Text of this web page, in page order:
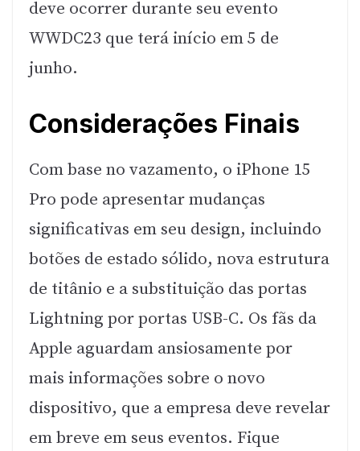
deve ocorrer durante seu evento
WWDC23 que terá início em 5 de
junho.
Considerações Finais
Com base no vazamento, o iPhone 15
Pro pode apresentar mudanças
significativas em seu design, incluindo
botões de estado sólido, nova estrutura
de titânio e a substituição das portas
Lightning por portas USB-C. Os fãs da
Apple aguardam ansiosamente por
mais informações sobre o novo
dispositivo, que a empresa deve revelar
em breve em seus eventos. Fique